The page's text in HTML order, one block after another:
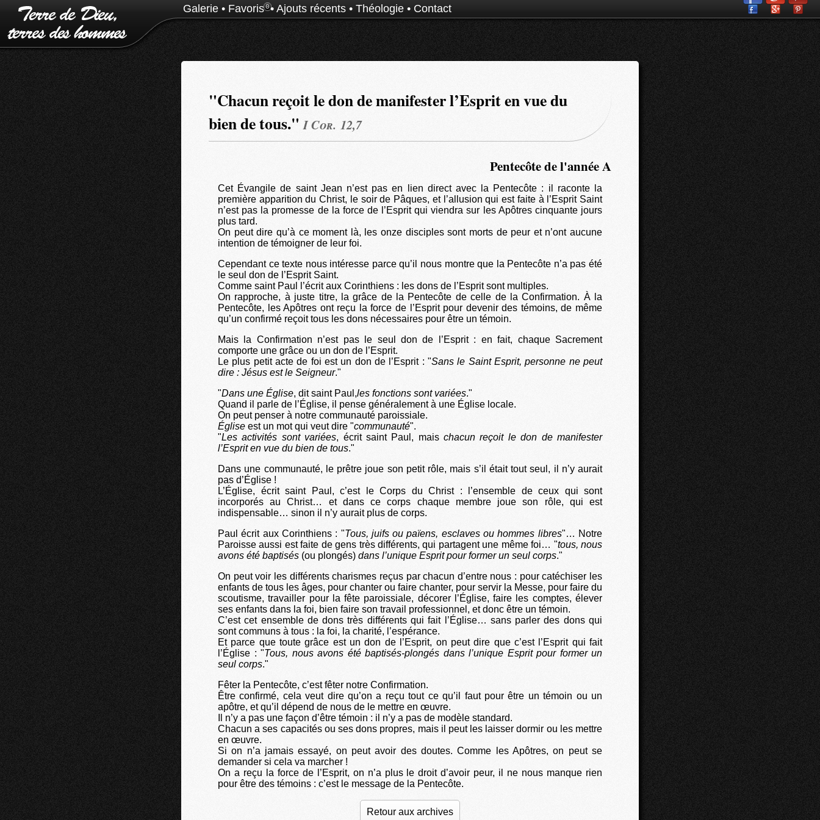
Galerie • Favoris0• Ajouts récents • Théologie • Contact
"Chacun reçoit le don de manifester l’Esprit en vue du
bien de tous."I Cor. 12,7
Pentecôte de l'année A
Cet Évangile de saint Jean n’est pas en lien direct avec la Pentecôte : il raconte la
première apparition du Christ, le soir de Pâques, et l’allusion qui est faite à l’Esprit Saint
n’est pas la promesse de la force de l’Esprit qui viendra sur les Apôtres cinquante jours
plus tard.
On peut dire qu’à ce moment là, les onze disciples sont morts de peur et n’ont aucune
intention de témoigner de leur foi.
Cependant ce texte nous intéresse parce qu’il nous montre que la Pentecôte n’a pas été
le seul don de l’Esprit Saint.
Comme saint Paul l’écrit aux Corinthiens : les dons de l’Esprit sont multiples.
On rapproche, à juste titre, la grâce de la Pentecôte de celle de la Confirmation. À la
Pentecôte, les Apôtres ont reçu la force de l’Esprit pour devenir des témoins, de même
qu’un confirmé reçoit tous les dons nécessaires pour être un témoin.
Mais la Confirmation n’est pas le seul don de l’Esprit : en fait, chaque Sacrement
comporte une grâce ou un don de l’Esprit.
Le plus petit acte de foi est un don de l’Esprit : "Sans le Saint Esprit, personne ne peut
dire : Jésus est le Seigneur."
"Dans une Église, dit saint Paul,les fonctions sont variées."
Quand il parle de l’Église, il pense généralement à une Église locale.
On peut penser à notre communauté paroissiale.
Église est un mot qui veut dire "communauté".
"Les activités sont variées, écrit saint Paul, maischacun reçoit le don de manifester
l’Esprit en vue du bien de tous."
Dans une communauté, le prêtre joue son petit rôle, mais s’il était tout seul, il n’y aurait
pas d’Église !
L’Église, écrit saint Paul, c’est le Corps du Christ : l’ensemble de ceux qui sont
incorporés au Christ… et dans ce corps chaque membre joue son rôle, qui est
indispensable… sinon il n’y aurait plus de corps.
Paul écrit aux Corinthiens : "Tous, juifs ou païens, esclaves ou hommes libres"… Notre
Paroisse aussi est faite de gens très différents, qui partagent une même foi… "tous, nous
avons été baptisés (ou plongés) dans l’unique Esprit pour former un seul corps."
On peut voir les différents charismes reçus par chacun d’entre nous : pour catéchiser les
enfants de tous les âges, pour chanter ou faire chanter, pour servir la Messe, pour faire du
scoutisme, travailler pour la fête paroissiale, décorer l’Église, faire les comptes, élever
ses enfants dans la foi, bien faire son travail professionnel, et donc être un témoin.
C’est cet ensemble de dons très différents qui fait l’Église… sans parler des dons qui
sont communs à tous : la foi, la charité, l’espérance.
Et parce que toute grâce est un don de l’Esprit, on peut dire que c’est l’Esprit qui fait
l’Église : "Tous, nous avons été baptisés-plongés dans l’unique Esprit pour former un
seul corps."
Fêter la Pentecôte, c’est fêter notre Confirmation.
Être confirmé, cela veut dire qu’on a reçu tout ce qu’il faut pour être un témoin ou un
apôtre, et qu’il dépend de nous de le mettre en œuvre.
Il n’y a pas une façon d’être témoin : il n’y a pas de modèle standard.
Chacun a ses capacités ou ses dons propres, mais il peut les laisser dormir ou les mettre
en œuvre.
Si on n’a jamais essayé, on peut avoir des doutes. Comme les Apôtres, on peut se
demander si cela va marcher !
On a reçu la force de l’Esprit, on n’a plus le droit d’avoir peur, il ne nous manque rien
pour être des témoins : c’est le message de la Pentecôte.
Retour aux archives